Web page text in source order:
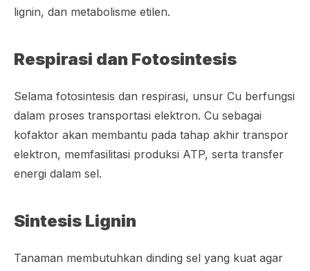
lignin, dan metabolisme etilen.
Respirasi dan Fotosintesis
Selama fotosintesis dan respirasi, unsur Cu berfungsi
dalam proses transportasi elektron. Cu sebagai
kofaktor akan membantu pada tahap akhir transpor
elektron, memfasilitasi produksi ATP, serta transfer
energi dalam sel.
Sintesis Lignin
Tanaman membutuhkan dinding sel yang kuat agar